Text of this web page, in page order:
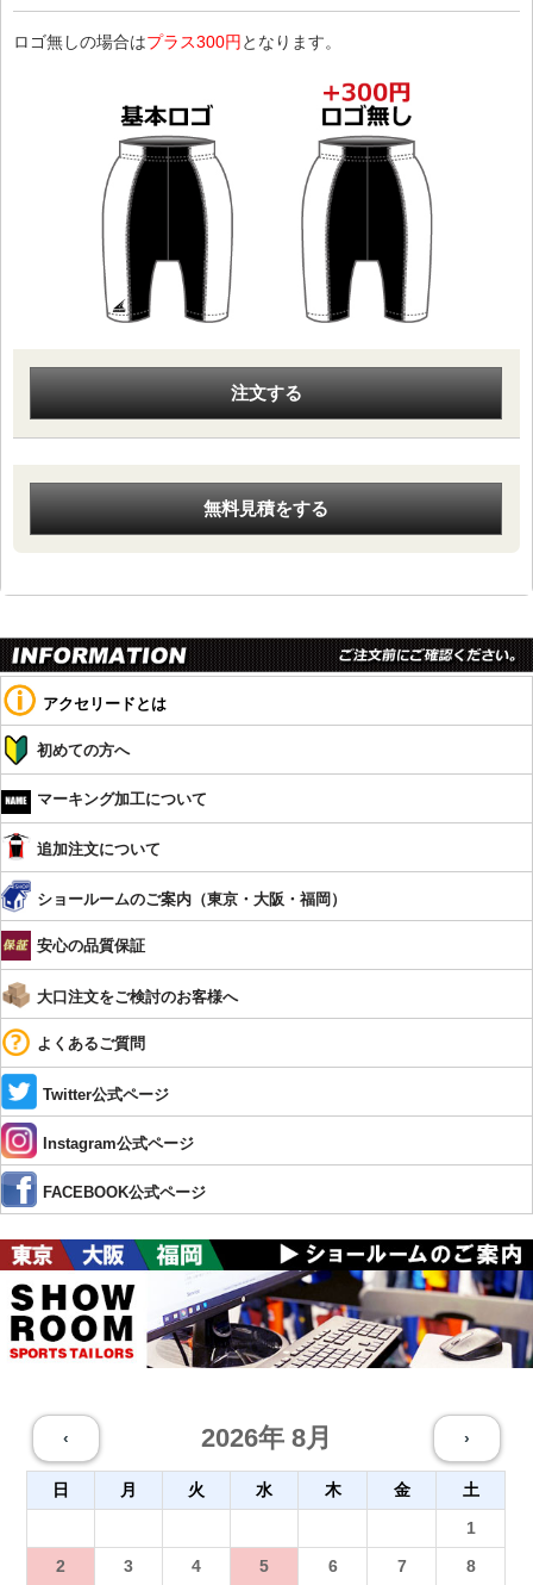
ロゴ無しの場合はプラス300円 となります。
注文する
無料見積をする
アクセリードとは
初めての方へ
マーキング加工について
追加注文について
ショールームのご案内（東京・大阪・福岡）
安心の品質保証
大口注文をご検討のお客様へ
よくあるご質問
Twitter公式ページ
Instagram公式ページ
FACEBOOK公式ページ
‹ 2026年 8月 ›
日 月 火 水 木 金
土
1
2
3 4 5 6 7 8